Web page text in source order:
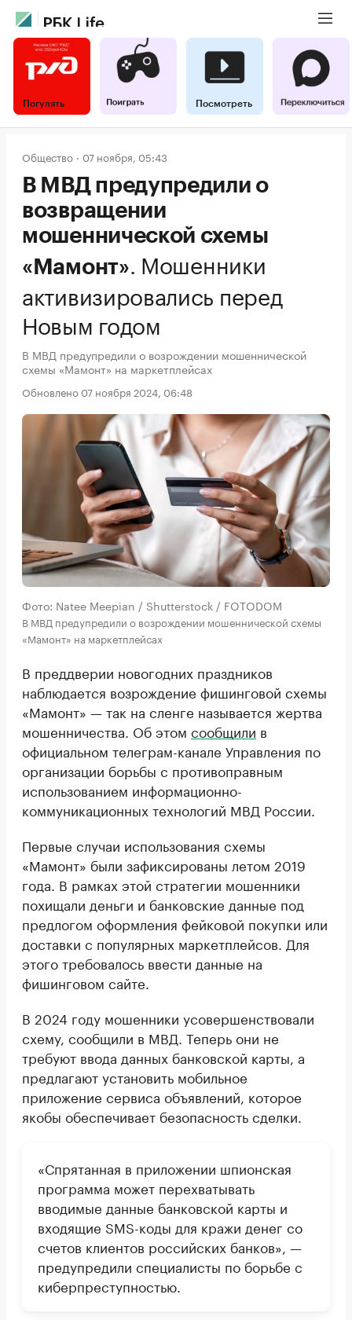
Погулять Посмотреть
Общество 07 ноября, 05:43
В МВД предупредили о
возвращении
мошеннической схемы
«Мамонт». Мошенники
активизировались перед
Новым годом
В МВД предупредили о возрождении мошеннической
схемы «Мамонт» на маркетплейсах
Обновлено 07 ноября 2024, 06:48
Фото: Natee Meepian / Shutterstock / FOTODOM
В МВД предупредили о возрождении мошеннической схемы
«Мамонт» на маркетплейсах
В преддверии новогодних праздников
наблюдается возрождение фишинговой схемы
«Мамонт» — так на сленге называется жертва
мошенничества. Об этом сообщили в
официальном телеграм-канале Управления по
организации борьбы с противоправным
использованием информационно-
коммуникационных технологий МВД России.
Первые случаи использования схемы
«Мамонт» были зафиксированы летом 2019
года. В рамках этой стратегии мошенники
похищали деньги и банковские данные под
предлогом оформления фейковой покупки или
доставки с популярных маркетплейсов. Для
этого требовалось ввести данные на
фишинговом сайте.
В 2024 году мошенники усовершенствовали
схему, сообщили в МВД. Теперь они не
требуют ввода данных банковской карты, а
предлагают установить мобильное
приложение сервиса объявлений, которое
якобы обеспечивает безопасность сделки.
«Спрятанная в приложении шпионская
программа может перехватывать
вводимые данные банковской карты и
входящие SMS-коды для кражи денег со
счетов клиентов российских банков», —
предупредили специалисты по борьбе с
киберпреступностью.